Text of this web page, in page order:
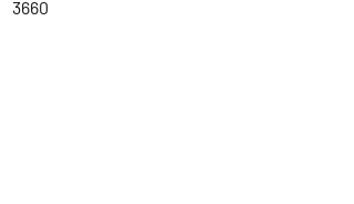
3660